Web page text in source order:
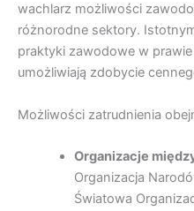
wachlarz możliwości
różnorodne sektory.
praktyki zawodowe w
umożliwiają zdobycie
Możliwości zatrudnienia
Organizacje
Organizacja
Światowa